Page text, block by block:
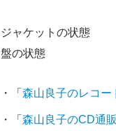
ジャケットの状態
盤の状態
・「 森山良子のレコー
・「 森山良子のCD通